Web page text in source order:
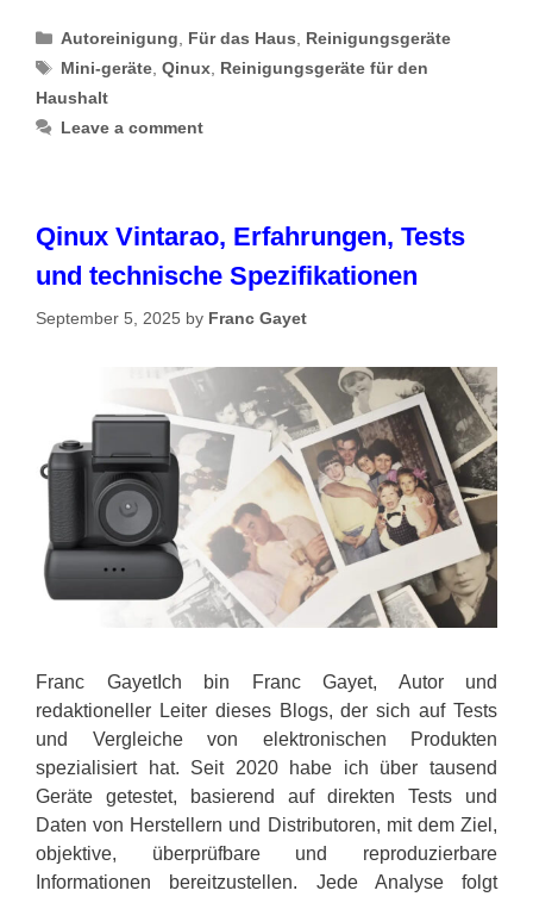
Categories
Autoreinigung Für das Haus
Reinigungsgeräte
Tags
Mini-geräte ,Qinux Reinigungsgeräte für den
Haushalt
Leave a comment
Qinux Vintarao, Erfahrungen, Tests
und technische Spezifikationen
September 5, 2025 by Franc Gayet
Franc GayetIch bin Franc Gayet, Autor und
redaktioneller Leiter dieses Blogs, der sich auf Tests
und Vergleiche von elektronischen Produkten
spezialisiert hat. Seit 2020 habe ich über tausend
Geräte getestet, basierend auf direkten Tests und
Daten von Herstellern und Distributoren, mit dem Ziel,
objektive, überprüfbare und reproduzierbare
Informationen bereitzustellen. Jede Analyse folgt